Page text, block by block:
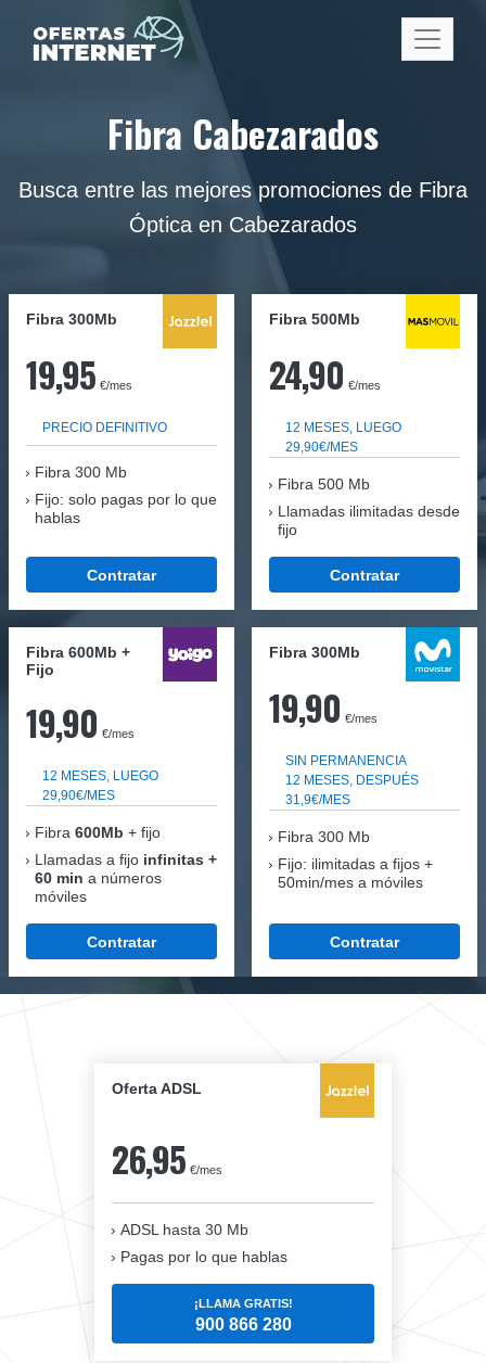
Fibra Cabezarados
Busca entre las mejores promociones de Fibra
Óptica en Cabezarados
Fibra 300Mb
19,95 €/mes
PRECIO DEFINITIVO
Fibra 300 Mb
Fijo: solo pagas por lo que
hablas
Contratar
Fibra 500Mb
24,90 €/mes
12 MESES, LUEGO
29,90€/MES
Fibra 500 Mb
Llamadas ilimitadas desde
fijo
Contratar
Fibra 600Mb +
Fijo
19,90 €/mes
12 MESES, LUEGO
29,90€/MES
Fibra 600Mb + fijo
Llamadas a fijo infinitas +
60 min a números
móviles
Contratar
Fibra 300Mb
19,90 €/mes
SIN PERMANENCIA
12 MESES, DESPUÉS
31,9€/MES
Fibra 300 Mb
Fijo: ilimitadas a fijos +
50min/mes a móviles
Contratar
Oferta ADSL
26,95 €/mes
ADSL hasta 30 Mb
Pagas por lo que hablas
¡LLAMA GRATIS!
900 866 280